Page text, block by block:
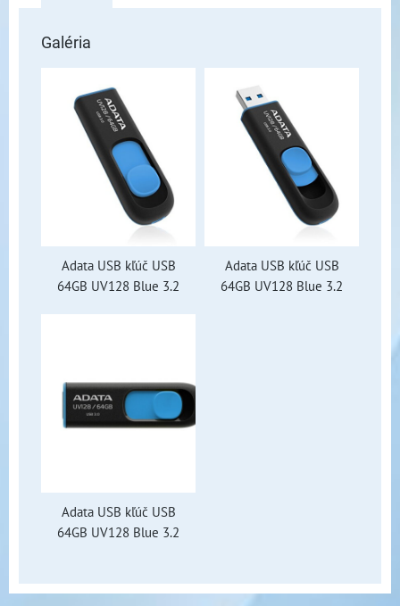
Galéria
Adata USB kľúč USB
64GB UV128 Blue 3.2
Adata USB kľúč USB
64GB UV128 Blue 3.2
Adata USB kľúč USB
64GB UV128 Blue 3.2